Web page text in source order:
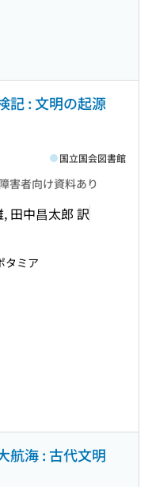
記 : 文明の起源
障害者向け資料あり
田中昌太郎 訳
国立国会図書館
タミア
航海 : 古代文明